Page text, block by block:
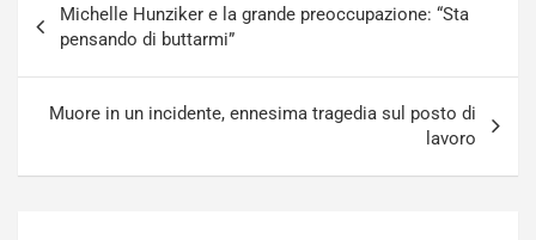
articoli
Michelle Hunziker e la grande preoccupazione: “Sta
pensando di buttarmi”
Muore in un incidente, ennesima tragedia sul posto di
lavoro